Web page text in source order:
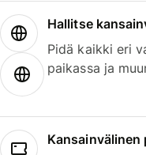
Hallitse
Pidä kaikki eri
paikassa ja